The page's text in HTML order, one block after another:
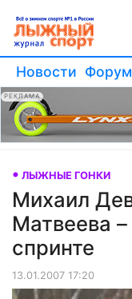
Новости Форум
РЕКЛАМА
ЛЫЖНЫЕ ГОНКИ
Михаил
Матвеева
спринте
13.01.2007 17:20